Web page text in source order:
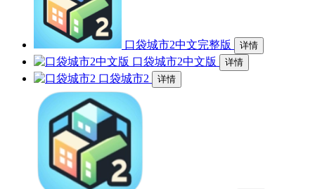
口袋城市2中文完整版 详情
口袋城市2中文版 详情
口袋城市2 详情